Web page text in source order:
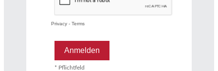
Privacy- Terms
* Pflichtfeld